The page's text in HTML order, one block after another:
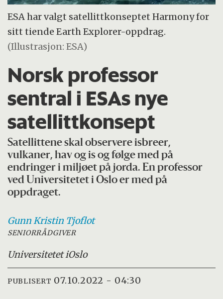
ESA har valgt satellittkonseptet Harmony for
sitt tiende Earth Explorer-oppdrag.
(Illustrasjon: ESA)
Norsk professor
sentral i ESAs nye
satellittkonsept
Satellittene skal observere isbreer,
vulkaner, hav og is og følge med på
endringer i miljøet på jorda. En professor
ved Universitetet i Oslo er med på
oppdraget.
Gunn Kristin Tjoflot
SENIORRÅDGIVER
Universitetet iOslo
PUBLISERT 07.10.2022 - 04:30